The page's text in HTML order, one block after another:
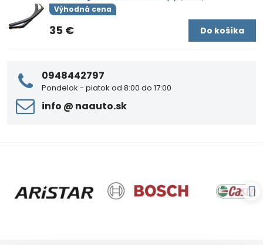
Výhodná cena
35 € Do košíka
0948442797
Pondelok - piatok od 8:00 do 17:00
info ​@ naauto​.sk